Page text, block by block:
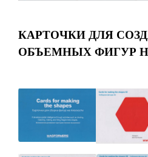
КАРТОЧКИ ДЛЯ
ОБЪЕМНЫХ ФИГУР